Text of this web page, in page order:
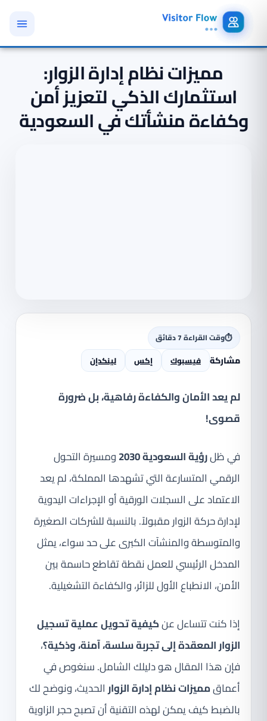
مميزات نظام إدارة الزوار:
استثمارك الذكي لتعزيز أمن
وكفاءة منشأتك في السعودية
⏱وقت القراءة 7 دقائق
مشاركة فيسبوك إكس لينكدإن
لم يعد الأمان والكفاءة رفاهية، بل ضرورة
قصوى!
في ظلرؤية السعودية 2030
ومسيرة التحول
الرقمي المتسارعة التي تشهدها المملكة، لم يعد
الاعتماد على السجلات الورقية أو الإجراءات اليدوية
لإدارة حركة الزوار مقبولاً. بالنسبة للشركات الصغيرة
والمتوسطة والمنشآت الكبرى على حد سواء، يمثل
المدخل الرئيسي للعمل نقطة تقاطع حاسمة بين
الأمن، الانطباع الأول للزائر، والكفاءة التشغيلية.
إذا كنت تتساءل عنكيفية تحويل عملية تسجيل
الزوار المعقدة إلى تجربة سلسة، آمنة، وذكية؟،
فإن هذا المقال هو دليلك الشامل. سنغوص في
أعماقمميزات نظام إدارة الزوارالحديث، ونوضح لك
بالضبط كيف يمكن لهذه التقنية أن تصبح حجر الزاوية